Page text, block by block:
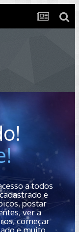
a todos
e
postar
ver a
começar
e muito